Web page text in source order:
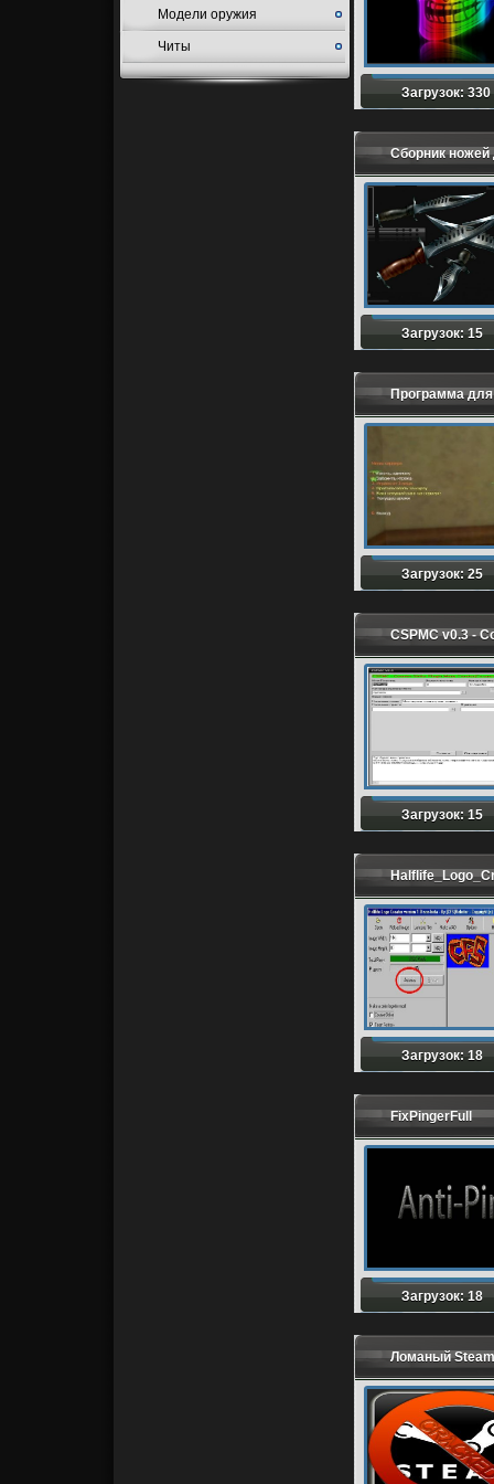
Модели оружия
Читы
Загрузок: 330
Сборник ножей
Загрузок: 15
Программа
Загрузок: 25
CSPMC v0.3 -
Загрузок: 15
Загрузок: 18
FixPingerFull
Загрузок: 18
Ломаный Steam